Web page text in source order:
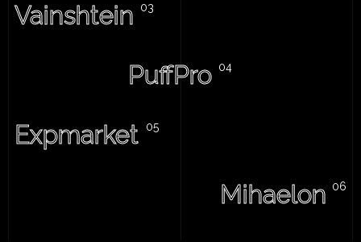
Vainshtein
PuffPro
Expmarket
Mihaelon